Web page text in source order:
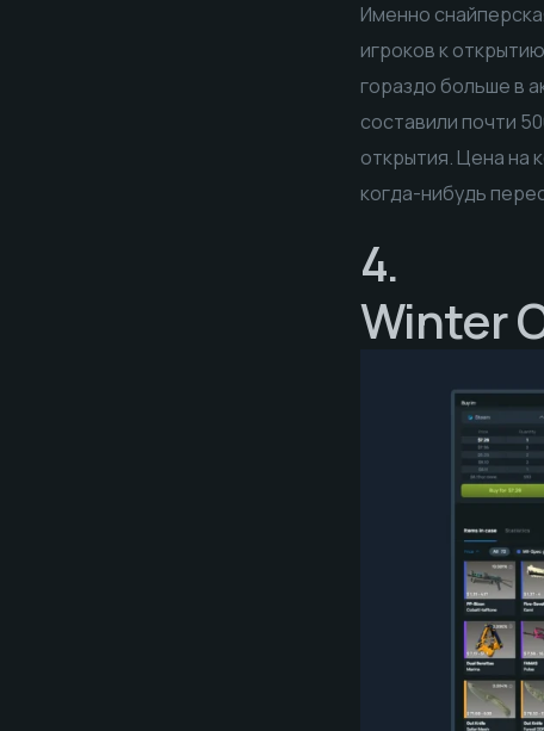
Именно
игроков к
гораздо больше в
составили почти
открытия. Цена на
когда-нибудь
4.
Winter